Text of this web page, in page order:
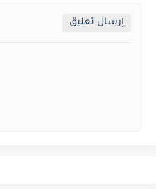
إرسال تعليق